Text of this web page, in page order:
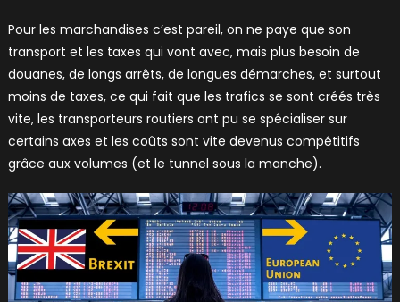
Pour les marchandises c’est pareil, on ne paye que son
transport et les taxes qui vont avec, mais plus besoin de
douanes, de longs arrêts, de longues démarches, et surtout
moins de taxes, ce qui fait que les trafics se sont créés très
vite, les transporteurs routiers ont pu se spécialiser sur
certains axes et les coûts sont vite devenus compétitifs
grâce aux volumes (et le tunnel sous la manche).